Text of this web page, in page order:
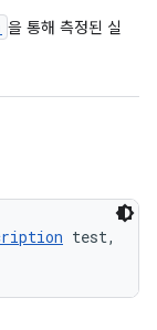
을 통해 측정된 실
test,